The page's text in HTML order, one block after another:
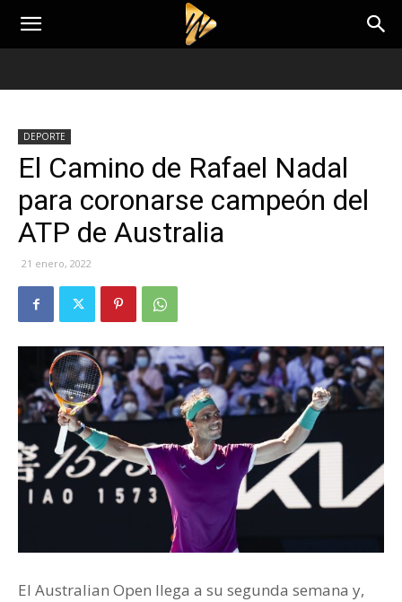
DEPORTE
El Camino de Rafael Nadal
para coronarse campeón del
ATP de Australia
21 enero, 2022
El Australian Open llega a su segunda semana y,